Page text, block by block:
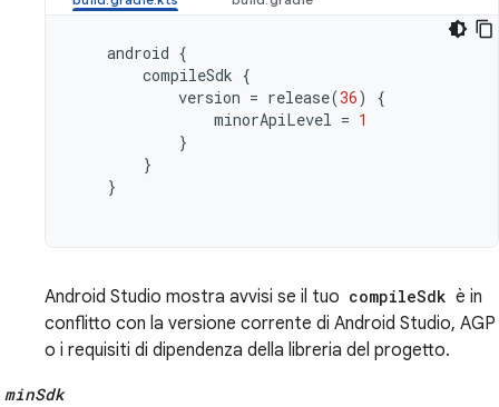
android {
compileSdk {
version = release(36)
{
minorApiLevel = 1
}
}
}
Android Studio mostra avvisi se il tuo compileSdk è in
conflitto con la versione corrente di Android Studio, AGP
o i requisiti di dipendenza della libreria del progetto.
minSdk